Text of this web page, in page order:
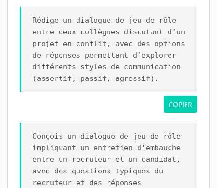
Rédige un dialogue de jeu de rôle
entre deux collègues discutant d’un
projet en conflit, avec des options
de réponses permettant d’explorer
différents styles de communication
(assertif, passif, agressif).
COPIER
Conçois un dialogue de jeu de rôle
impliquant un entretien d’embauche
entre un recruteur et un candidat,
avec des questions typiques du
recruteur et des réponses